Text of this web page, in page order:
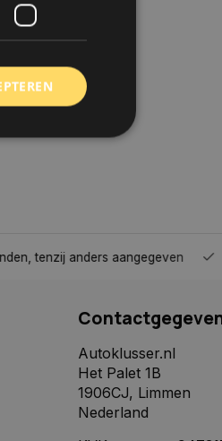
anders aangegeven Tot 30
Autoklusser.nl
Het Palet 1B
1906CJ, Limmen
Nederland
ervoor
Het slaat
te